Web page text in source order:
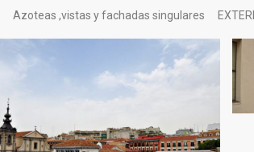
Azoteas ,vistas y fachadas singulares